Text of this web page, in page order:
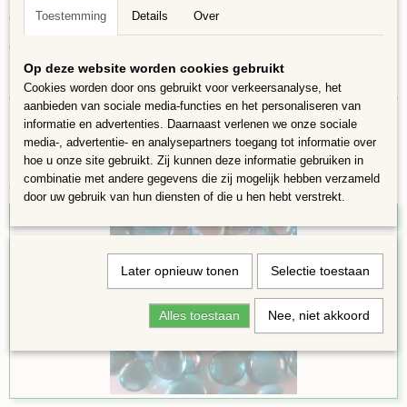
Grootte, vorm en kleur kunnen variëren
Oppervlakte van 9x9 cm
In 75 gram zitten ongeveer 55 nuggets
Ook interessant
Toestemming Details Over
Op deze website worden cookies gebruikt
Cookies worden door ons gebruikt voor verkeersanalyse, het
aanbieden van sociale media-functies en het personaliseren van
informatie en advertenties. Daarnaast verlenen we onze sociale
media-, advertentie- en analysepartners toegang tot informatie over
hoe u onze site gebruikt. Zij kunnen deze informatie gebruiken in
combinatie met andere gegevens die zij mogelijk hebben verzameld
door uw gebruik van hun diensten of die u hen hebt verstrekt.
Later opnieuw tonen Selectie toestaan
Alles toestaan Nee, niet akkoord